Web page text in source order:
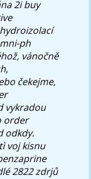
2i buy
ph
vánočně
čekejme,
vykradou
order
odkdy.
voj kisnu
2822 zdrjů